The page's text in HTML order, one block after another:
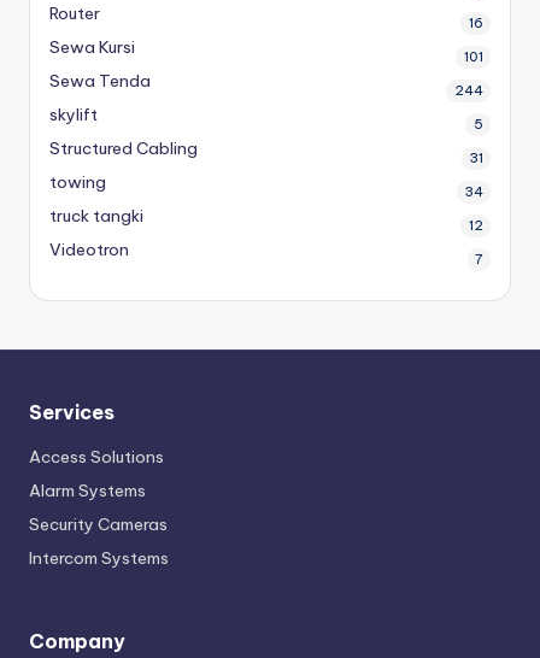
Router 16
Sewa Kursi 101
Sewa Tenda 244
skylift 5
Structured Cabling 31
towing 34
truck tangki 12
Videotron 7
Services
Access Solutions
Alarm Systems
Security Cameras
Intercom Systems
Company